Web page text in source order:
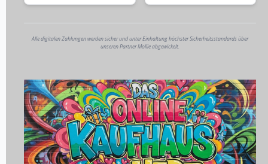
Alle digitalen Zahlungen werden sicher und unter Einhaltung höchster Sicherheitsstandards über
unseren Partner Mollie abgewickelt.